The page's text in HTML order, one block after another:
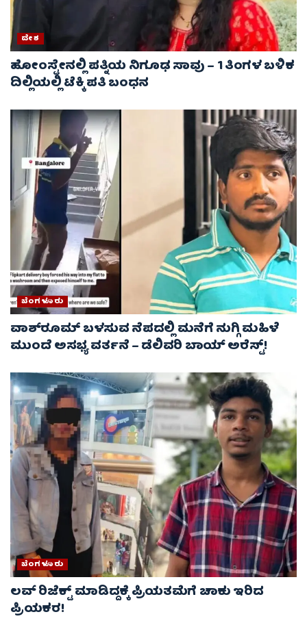
ದೇಶ
ಹೋಂಸ್ಟೇನಲ್ಲಿ ಪತ್ನಿಯ ನಿಗೂಢ ಸಾವು – 1 ತಿಂಗಳ ಬಳಿಕ
ದಿಲ್ಲಿಯಲ್ಲಿ ಟೆಕ್ಕಿ ಪತಿ ಬಂಧನ
ಬೆಂಗಳೂರು
ವಾಶ್‌ರೂಮ್‌ ಬಳಸುವ ನೆಪದಲ್ಲಿ ಮನೆಗೆ ನುಗ್ಗಿ ಮಹಿಳೆ
ಮುಂದೆ ಅಸಭ್ಯ ವರ್ತನೆ – ಡೆಲಿವರಿ ಬಾಯ್ ಅರೆಸ್ಟ್‌!
ಬೆಂಗಳೂರು
ಲವ್‌ ರಿಜೆಕ್ಟ್‌ ಮಾಡಿದ್ದಕ್ಕೆ ಪ್ರಿಯತಮೆಗೆ ಚಾಕು ಇರಿದ
ಪ್ರಿಯಕರ!